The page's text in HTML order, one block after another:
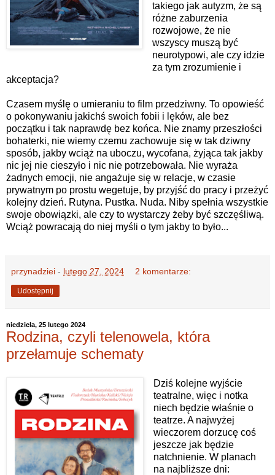
takiego jak autyzm, że są
różne zaburzenia
rozwojowe, że nie
wszyscy muszą być
neurotypowi, ale czy idzie
za tym zrozumienie i
akceptacja?
Czasem myślę o umieraniu to film przedziwny. To opowieść
o pokonywaniu jakichś swoich fobii i lęków, ale bez
początku i tak naprawdę bez końca. Nie znamy przeszłości
bohaterki, nie wiemy czemu zachowuje się w tak dziwny
sposób, jakby wciąż na uboczu, wycofana, żyjąca tak jakby
nic jej nie cieszyło i nic nie potrzebowała. Nie wyraża
żadnych emocji, nie angażuje się w relacje, w czasie
prywatnym po prostu wegetuje, by przyjść do pracy i przeżyć
kolejny dzień. Rutyna. Pustka. Nuda. Niby spełnia wszystkie
swoje obowiązki, ale czy to wystarczy żeby być szczęśliwą.
Wciąż powracają do niej myśli o tym jakby to było...
przynadziei - lutego 27, 2024 2 komentarze:
Udostępnij
niedziela, 25 lutego 2024
Rodzina, czyli telenowela, która
przełamuje schematy
Dziś kolejne wyjście
teatralne, więc i notka
niech będzie właśnie o
teatrze. A najwyżej
wieczorem dorzucę coś
jeszcze jak będzie
natchnienie. W planach
na najbliższe dni: